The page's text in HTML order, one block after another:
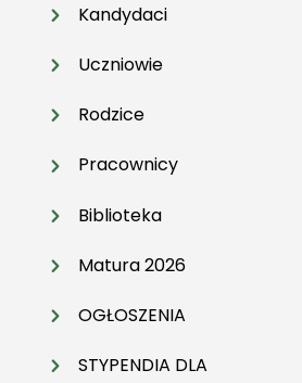
Kandydaci
Uczniowie
Rodzice
Pracownicy
Biblioteka
Matura 2026
OGŁOSZENIA
STYPENDIA DLA